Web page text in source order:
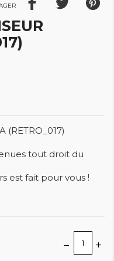
(RETRO_017)
tout droit du
est fait pour vous !